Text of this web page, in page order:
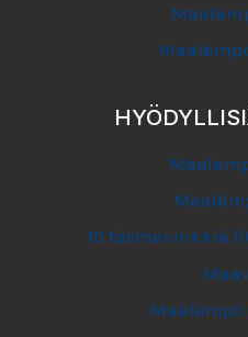
10 täsmävinkkiä